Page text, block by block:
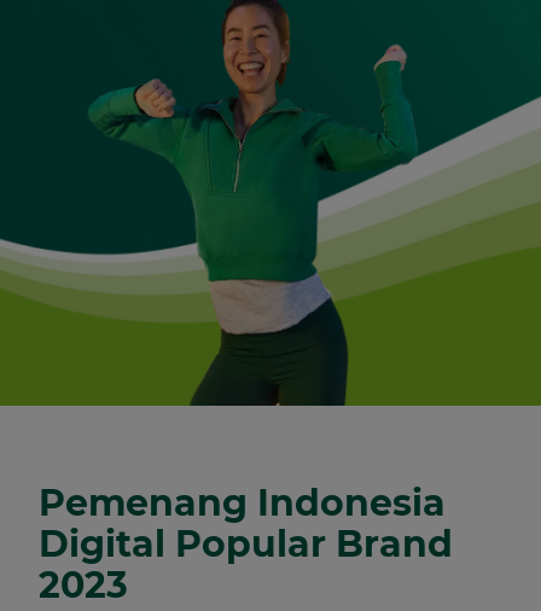
Pemenang Indonesia
Digital Popular Brand
2023